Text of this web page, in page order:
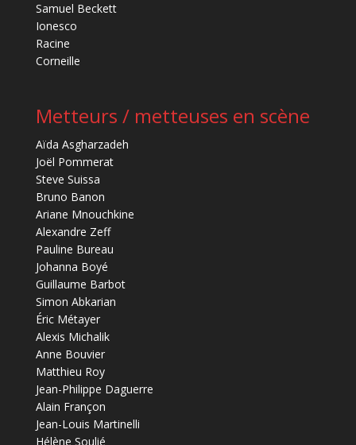
Samuel Beckett
Ionesco
Racine
Corneille
Metteurs / metteuses en scène
Aïda Asgharzadeh
Joël Pommerat
Steve Suissa
Bruno Banon
Ariane Mnouchkine
Alexandre Zeff
Pauline Bureau
Johanna Boyé
Guillaume Barbot
Simon Abkarian
Éric Métayer
Alexis Michalik
Anne Bouvier
Matthieu Roy
Jean-Philippe Daguerre
Alain Françon
Jean-Louis Martinelli
Hélène Soulié